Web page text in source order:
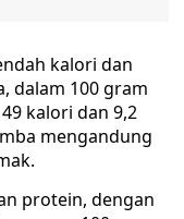
kalori dan
dalam 100 gram
kalori dan 9,2
mengandung
protein, dengan